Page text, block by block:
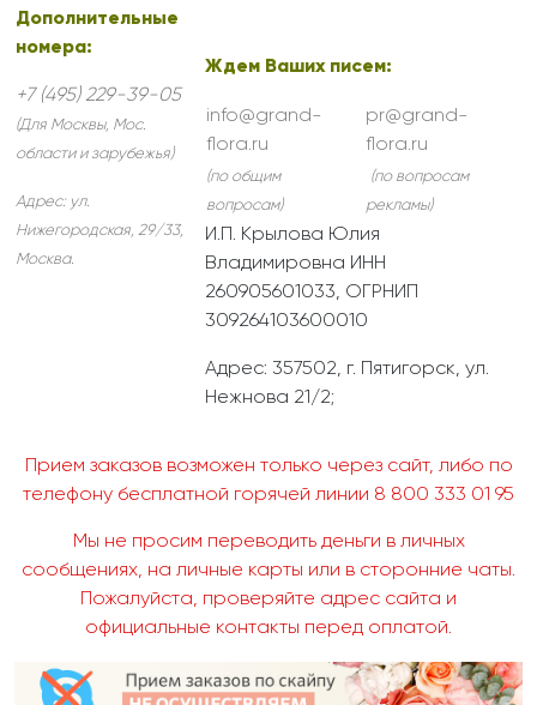
Дополнительные
номера:
+7 (495) 229-39-05
(Для Москвы, Мос.
области и зарубежья)
Адрес: ул.
Нижегородская, 29/33,
Москва.
Ждем Ваших писем:
info@grand-
flora.ru
pr@grand-
flora.ru
(по общим
вопросам)
(по вопросам
рекламы)
И.П. Крылова Юлия
Владимировна ИНН
260905601033, ОГРНИП
309264103600010
Адрес: 357502, г. Пятигорск, ул.
Нежнова 21/2;
Прием заказов возможен только через сайт, либо по
телефону бесплатной горячей линии 8 800 333 01 95
Мы не просим переводить деньги в личных
сообщениях, на личные карты или в сторонние чаты.
Пожалуйста, проверяйте адрес сайта и
официальные контакты перед оплатой.